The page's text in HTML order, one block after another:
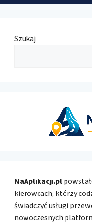
Szukaj
NaAplikacji.pl
kierowcach, którzy
świadczyć usługi
nowoczesnych